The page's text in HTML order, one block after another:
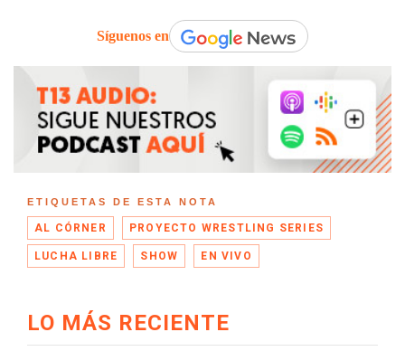
Síguenos en
ETIQUETAS DE ESTA NOTA
AL CÓRNER PROYECTO WRESTLING SERIES
LUCHA LIBRE SHOW EN VIVO
LO MÁS RECIENTE